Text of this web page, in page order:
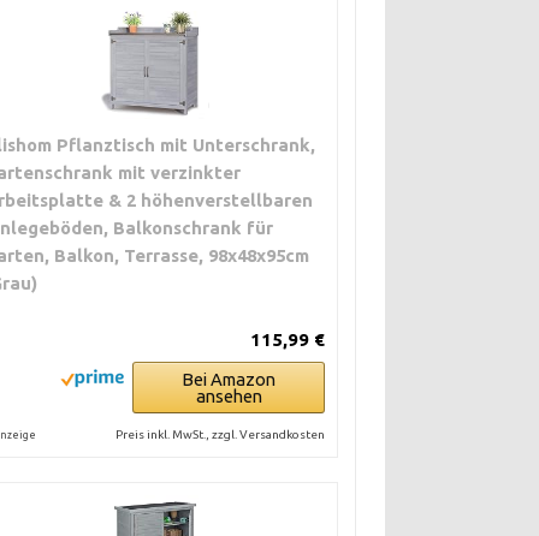
Pflanztisch mit Unterschrank,
mit verzinkter
& 2 höhenverstellbaren
Balkonschrank für
Balkon, Terrasse, 98x48x95cm
115,99 €
Bei Amazon
ansehen
Preis inkl. MwSt., zzgl. Versandkosten